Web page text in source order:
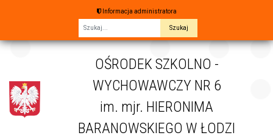
Informacja administratora
OŚRODEK SZKOLNO -
WYCHOWAWCZY NR 6
im. mjr. HIERONIMA
BARANOWSKIEGO W ŁODZI